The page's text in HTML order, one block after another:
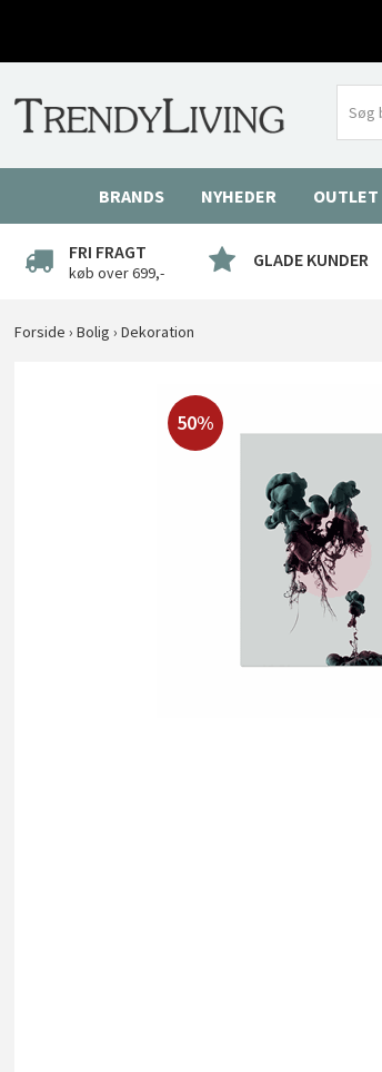
BRANDS NYHEDER OUTLET
FRI FRAGT
køb over 699,-
GLADE KUNDER
Forside ›Bolig ›Dekoration
50%